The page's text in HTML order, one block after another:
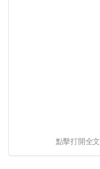
點擊打開全文